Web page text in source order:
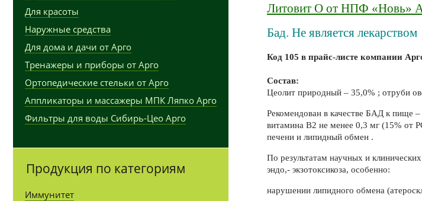
Литовит О от НПФ «Новь»
Бад. Не является лекарством
Код 105 в прайс-листе компании
Состав:
Цеолит природный – 35,0% ; отруби
Рекомендован в качестве БАД к пище
витамина В2 не менее 0,3 мг (15% от
печени и липидный обмен .
По результатам научных и
эндо,- экзотоксикоза, особенно:
нарушении липидного обмена
Для красоты
Наружные средства
Для дома и дачи от Арго
Тренажеры и приборы от Арго
Ортопедические стельки от Арго
Аппликаторы и массажеры МПК Ляпко Арго
Фильтры для воды Сибирь-Цео Арго
Продукция по категориям
Иммунитет